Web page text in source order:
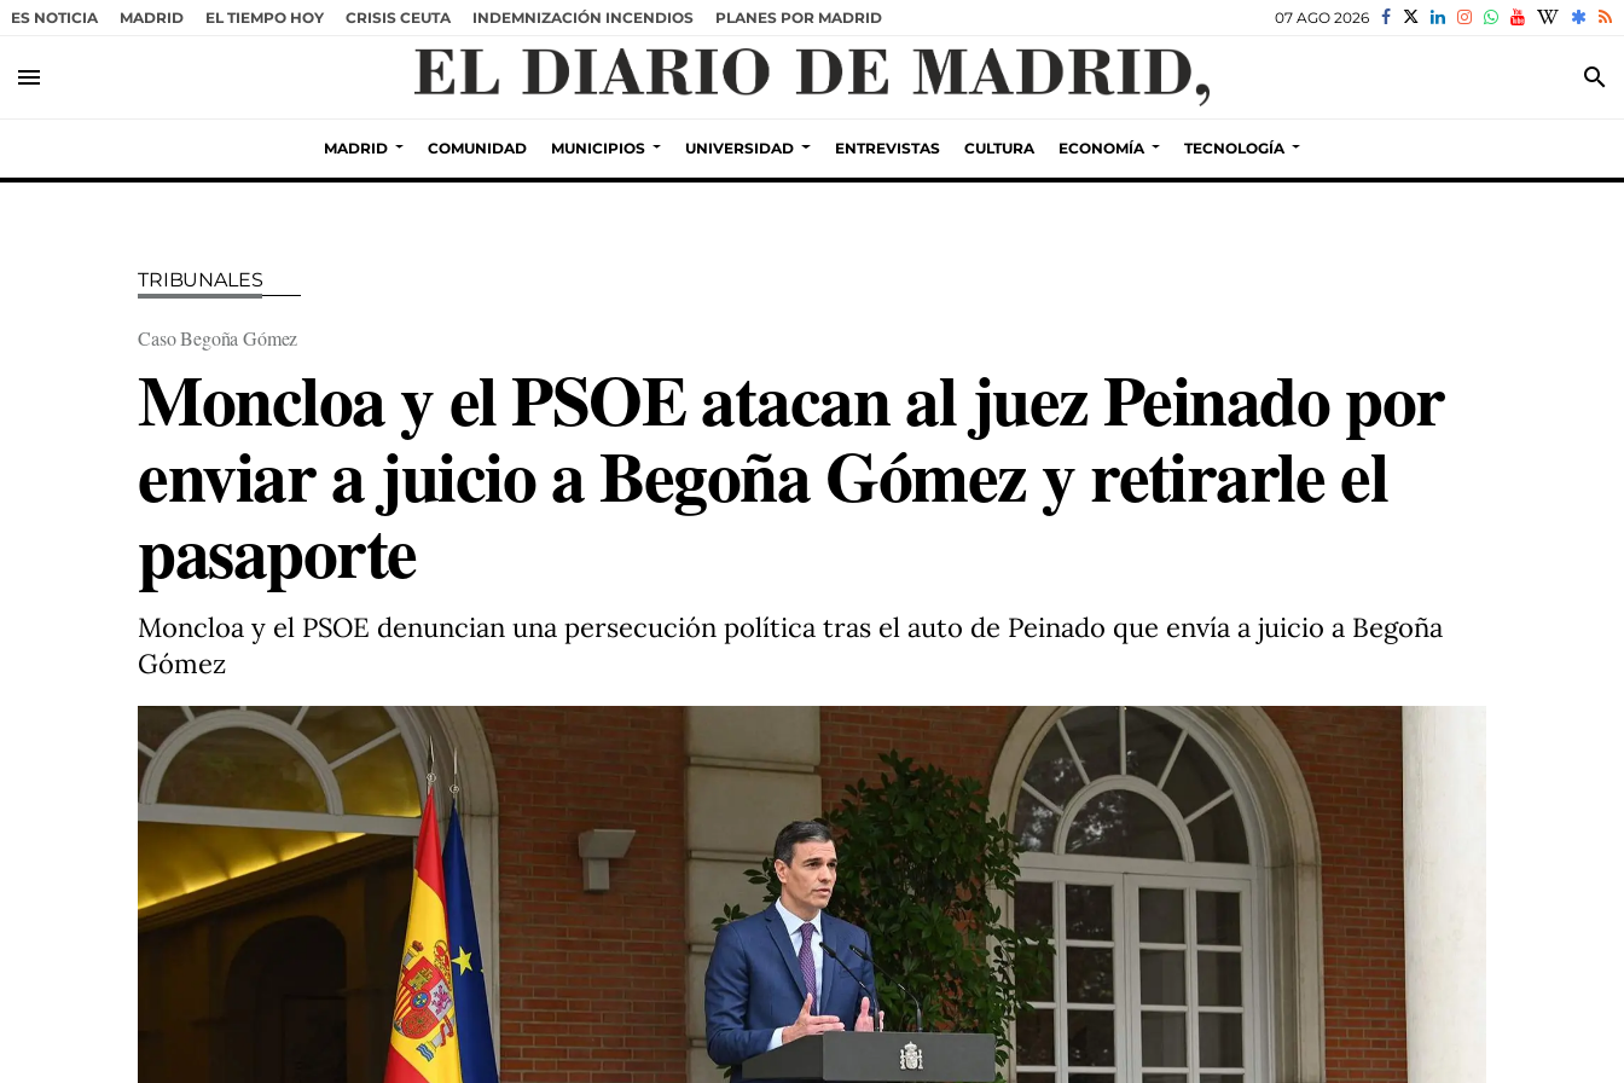
ES NOTICIA MADRID EL TIEMPO HOY CRISIS CEUTA INDEMNIZACIÓN INCENDIOS PLANES POR MADRID 07 AGO 2026
menu search
MADRID COMUNIDAD MUNICIPIOS UNIVERSIDAD ENTREVISTAS CULTURA ECONOMÍA TECNOLOGÍA
TRIBUNALES
Caso Begoña Gómez
Moncloa y el PSOE atacan al juez Peinado por
enviar a juicio a Begoña Gómez y retirarle el
pasaporte
Moncloa y el PSOE denuncian una persecución política tras el auto de Peinado que envía a juicio a Begoña
Gómez